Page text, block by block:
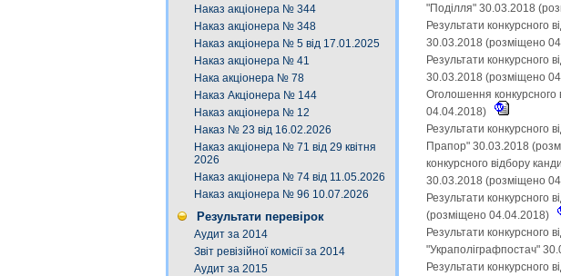
Наказ акціонера № 344
Наказ акціонера № 348
Наказ акціонера № 5 від 17.01.2025
Наказ акціонера № 41
Нака акціонера № 78
Наказ Акціонера № 144
Наказ акціонера № 12
Наказ № 23 від 16.02.2026
Наказ акціонера № 71 від 29 квітня
2026
Наказ акціонера № 74 від 11.05.2026
Наказ акціонера № 96 10.07.2026
Результати перевірок
Аудит за 2014
Звіт ревізійної комісії за 2014
Аудит за 2015
"Поділля" 30.03.2018
Результати конкурсного
30.03.2018 (розміщено
Результати конкурсного
30.03.2018 (розміщено
Оголошення конкурсного
04.04.2018)
Результати конкурсного
Прапор" 30.03.2018
конкурсного відбору
30.03.2018 (розміщено
Результати конкурсного
(розміщено 04.04.2018)
Результати конкурсного
"Украполіграфпостач"
Результати конкурсного